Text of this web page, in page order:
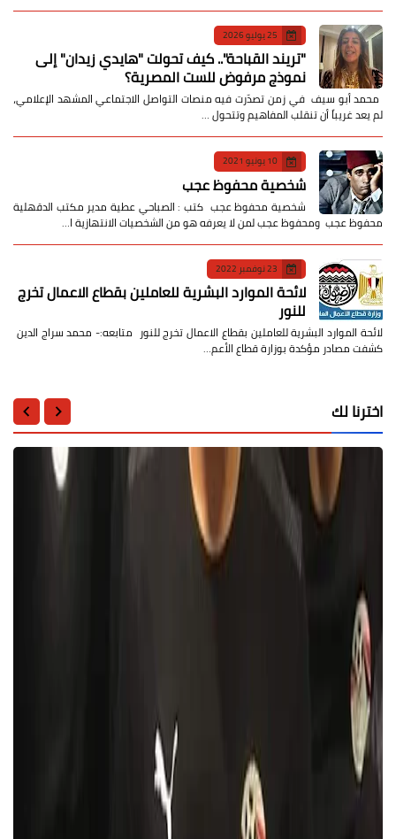
25 يوليو 2026
​"تريند القباحة".. كيف تحولت "هايدي زيدان" إلى
نموذج مرفوض للست المصرية؟
​ محمد أبو سيف ​في زمن تصدّرت فيه منصات التواصل الاجتماعي المشهد الإعلامي،
لم يعد غريباً أن تنقلب المفاهيم وتتحول …
10 يونيو 2021
شخصية محفوظ عجب
شخصية محفوظ عجب كتب : الصباحي عطية مدير مكتب الدقهلية
محفوظ عجب ومحفوظ عجب لمن لا يعرفه هو من الشخصيات الانتهازية ا…
23 نوفمبر 2022
لائحة الموارد البشرية للعاملين بقطاع الاعمال تخرج
للنور
لائحة الموارد البشرية للعاملين بقطاع الاعمال تخرج للنور متابعه:- محمد سراج الدين
كشفت مصادر مؤكدة بوزارة قطاع الأعم…
اخترنا لك